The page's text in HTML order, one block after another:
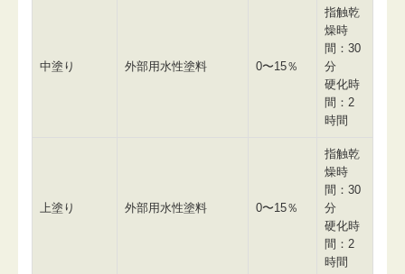
中塗り 外部用水性塗料 0〜15％
指触乾
燥時
間：30
分
硬化時
間：2
時間
上塗り 外部用水性塗料 0〜15％
指触乾
燥時
間：30
分
硬化時
間：2
時間